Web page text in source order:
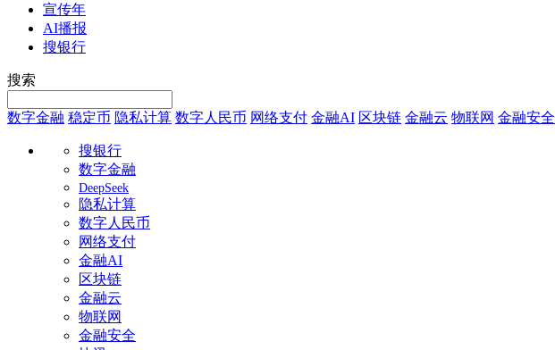
宣传年
AI播报
搜银行
搜索
数字金融 稳定币 隐私计算 数字人民币 网络支付 金融AI 区块链 金融云 物联网 金融安全
搜银行
数字金融
DeepSeek
隐私计算
数字人民币
网络支付
金融AI
区块链
金融云
物联网
金融安全